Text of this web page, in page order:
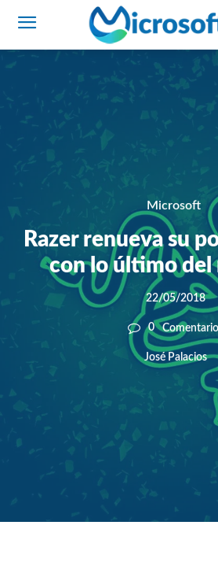
Microsoft
Razer renueva su
con lo último del
22/05/2018
0
José Palacios